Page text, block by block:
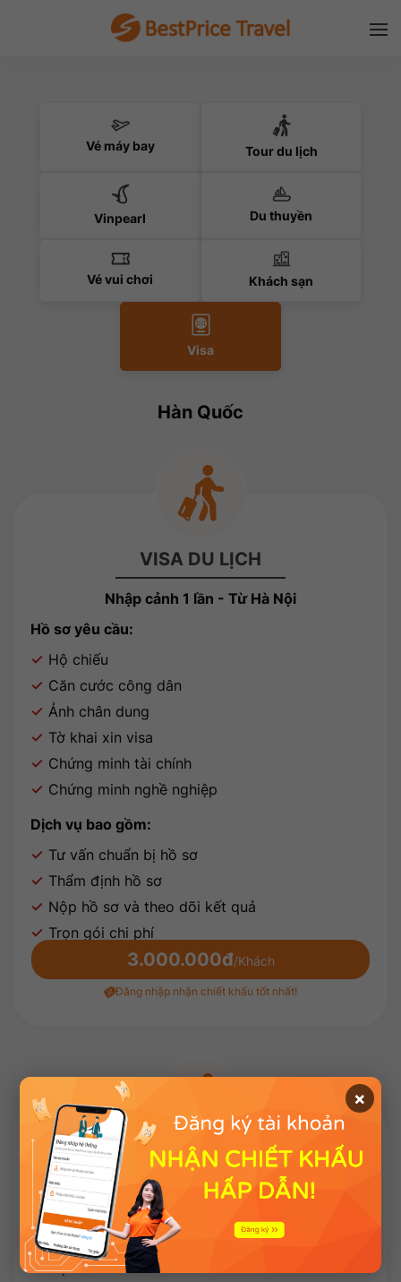
Vé máy bay Tour du lịch
Vinpearl Du thuyền
Vé vui chơi Khách sạn
Visa
Hàn Quốc
VISA DU LỊCH
Nhập cảnh 1 lần - Từ Hà Nội
Hồ sơ yêu cầu:
Hộ chiếu
Căn cước công dân
Ảnh chân dung
Tờ khai xin visa
Chứng minh tài chính
Chứng minh nghề nghiệp
Dịch vụ bao gồm:
Tư vấn chuẩn bị hồ sơ
Thẩm định hồ sơ
Nộp hồ sơ và theo dõi kết quả
Trọn gói chi phí
3.000.000đ/Khách
Đăng nhập nhận chiết khấu tốt nhất!
VISA DU LỊCH
Nhập cảnh nhiều lần - Từ Hà Nội
Hồ sơ yêu cầu:
Hộ chiếu
×